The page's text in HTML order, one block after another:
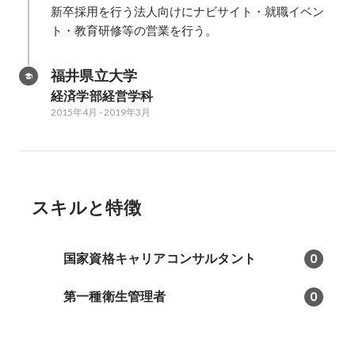
新卒採用を行う法人向けにナビサイト・就職イベン
ト・教育研修等の営業を行う。
福井県立大学
経済学部経営学科
2015年4月 - 2019年3月
スキルと特徴
国家資格キャリアコンサルタント 0
第一種衛生管理者 0